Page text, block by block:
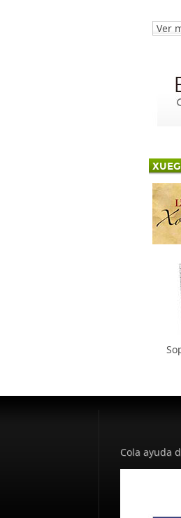
Ver
Cola ayuda